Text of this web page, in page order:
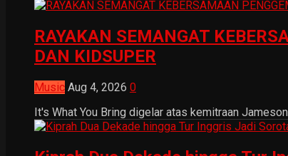
RAYAKAN SEMANGAT
DAN KIDSUPER
Music Aug 4, 2026 0
It's What You Bring digelar atas kemitraan Jameson